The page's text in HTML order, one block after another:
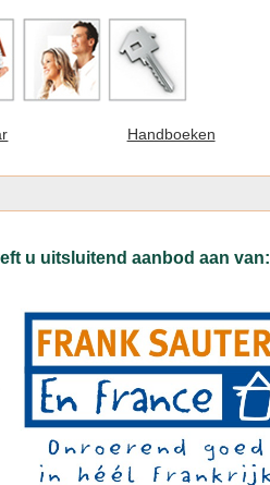
Handboeken
u uitsluitend aanbod aan van: